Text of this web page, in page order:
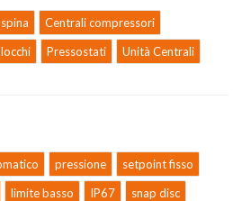
Centrali compressori
Pressostati Unità Centrali
pressione
setpoint fisso
limite basso IP67 snap disc